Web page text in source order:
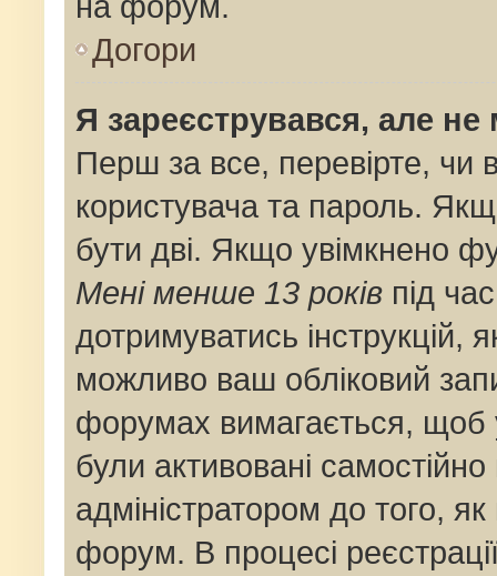
Догори
Я зареєструвався, але
Перш за все, перевірте, чи
користувача та пароль.
бути дві. Якщо увімкнено
Мені менше 13 років під
дотримуватись інструкцій,
можливо ваш обліковий
форумах вимагається, щоб
були активовані
адміністратором до того,
форум. В процесі